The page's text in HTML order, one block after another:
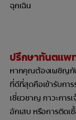
ฉุกเฉิน
ปรึกษาทันตแพ
หากคุณต้องเผชิญกั
ที่ดีที่สุดคือเข้ารับกา
เชี่ยวชาญ ภาวะการ
อักเสบ หรือการติดเ